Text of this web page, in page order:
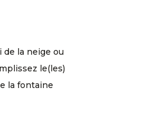
de la neige ou
le(les)
la fontaine